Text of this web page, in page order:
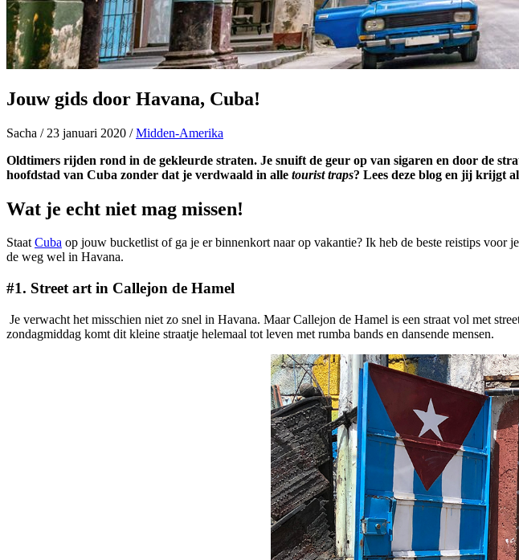
Jouw gids door Havana, Cuba!
Sacha /23 januari 2020 / Midden-Amerika
Oldtimers rijden rond in de gekleurde straten. Je snuift de geur op van sigaren en door de
hoofdstad van Cuba zonder dat je verdwaald in alle tourist traps? Lees deze blog en jij krijgt
Wat je echt niet mag missen!
StaatCuba op jouw bucketlist of ga je er binnenkort naar op vakantie? Ik heb de beste reistips voor
de weg wel in Havana.
#1. Street art in Callejon de Hamel
Je verwacht het misschien niet zo snel in Havana. Maar Callejon de Hamel is een straat vol met
zondagmiddag komt dit kleine straatje helemaal tot leven met rumba bands en dansende mensen.